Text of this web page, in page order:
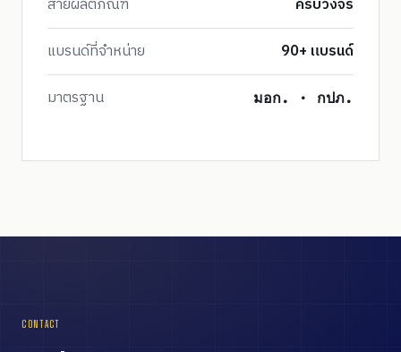
สายผลิตภัณฑ์
ครบวงจร
แบรนด์ที่จำหน่าย
90+ แบรนด์
มาตรฐาน
มอก. · กปภ.
CONTACT